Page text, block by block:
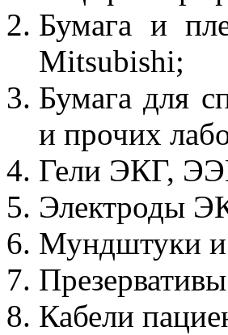
Бумага и
Mitsubishi;
Бумага для
и прочих
Гели ЭКГ,
Электроды
Мундштуки и
Кабели